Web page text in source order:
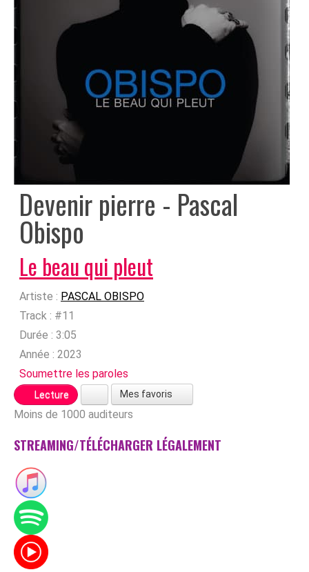
Devenir pierre - Pascal
Obispo
Le beau qui pleut
Artiste : PASCAL OBISPO
Track : #11
Durée : 3:05
Année : 2023
Soumettre les paroles
Lecture Mes favoris
Moins de 1000 auditeurs
STREAMING/TÉLÉCHARGER LÉGALEMENT